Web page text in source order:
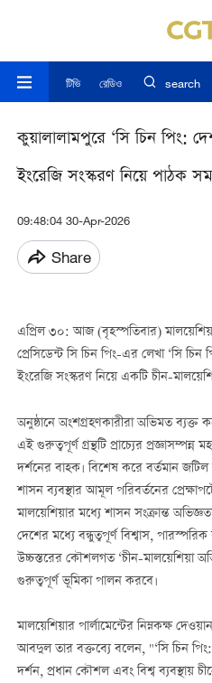
টিভি রেডিও search
কুয়ালালামপুরে ‘সি চিন পিং:
ইংরেজি সংস্করণ নিয়ে পাঠক
09:48:04 30-Apr-2026
Share
এপ্রিল ৩০: আজ (বৃহস্পতিবার)
প্রেসিডেন্ট সি চিন পিং-এর লেখা ‘সি চিন
ইংরেজি সংস্করণ নিয়ে একটি চীন-
অনুষ্ঠানে অংশগ্রহণকারীরা অভিমত ব্যক্ত
এই গুরুত্বপূর্ণ গ্রন্থটি প্রাচ্যের
দর্শনের বাহক। বিশেষ করে বর্তমান
শাসন ব্যবস্থার আমূল পরিবর্তনের
মালয়েশিয়ার মধ্যে শাসন সংক্রান্ত
দেশের মধ্যে বন্ধুত্বপূর্ণ বিশ্বাস,
উচ্চস্তরের কৌশলগত ‘চীন-মালয়েশিয়া
গুরুত্বপূর্ণ ভূমিকা পালন করবে।
মালয়েশিয়ার পার্লামেন্টের নিম্নকক্ষ
আবদুল তার বক্তব্যে বলেন, "‘সি চিন পিং:
দর্শন, প্রধান কৌশল এবং বিশ্ব ব্যবস্থায়